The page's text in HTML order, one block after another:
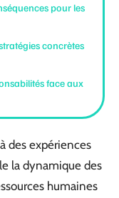
pour les
concrètes
face aux
des expériences
la dynamique des
humaines